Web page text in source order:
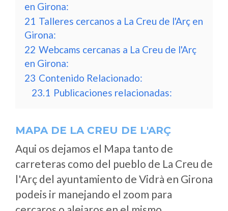
en Girona:
21 Talleres cercanos a La Creu de l'Arç en
Girona:
22 Webcams cercanas a La Creu de l'Arç
en Girona:
23 Contenido Relacionado:
23.1 Publicaciones relacionadas:
MAPA DE LA CREU DE L'ARÇ
Aqui os dejamos el Mapa tanto de
carreteras como del pueblo de La Creu de
l'Arç del ayuntamiento de Vidrà en Girona
podeis ir manejando el zoom para